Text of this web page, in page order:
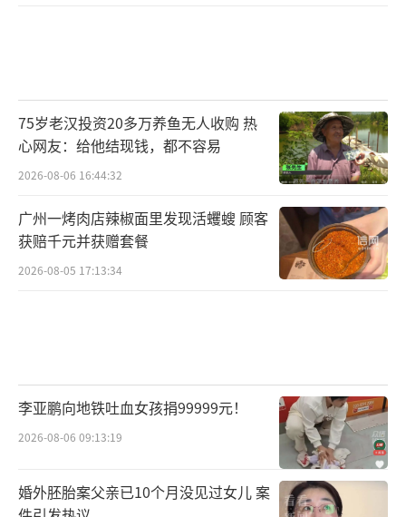
75岁老汉投资20多万养鱼无人收购 热
心网友：给他结现钱，都不容易
2026-08-06 16:44:32
广州一烤肉店辣椒面里发现活蠼螋 顾客
获赔千元并获赠套餐
2026-08-05 17:13:34
李亚鹏向地铁吐血女孩捐99999元！
2026-08-06 09:13:19
婚外胚胎案父亲已10个月没见过女儿 案